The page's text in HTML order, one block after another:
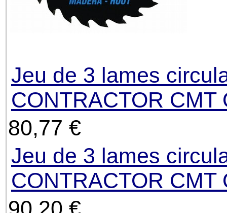
Jeu de 3 lames
CONTRACTOR CMT
80,77 €
Jeu de 3 lames
CONTRACTOR CMT